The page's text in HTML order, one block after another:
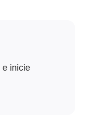
e inicie